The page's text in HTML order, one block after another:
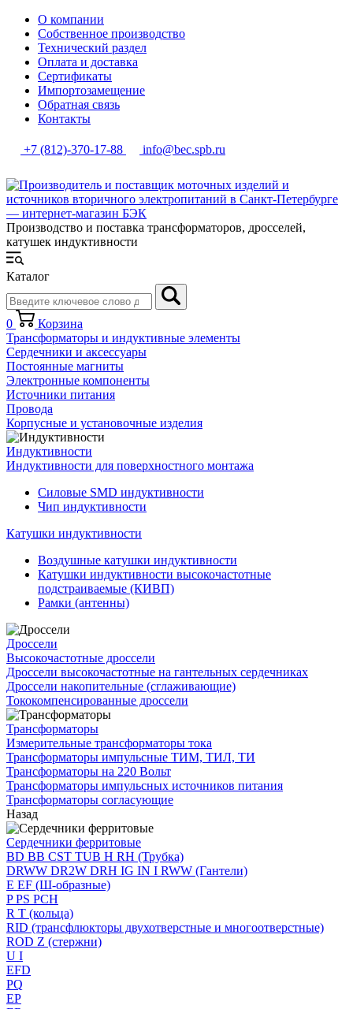
О компании
Собственное производство
Технический раздел
Оплата и доставка
Сертификаты
Импортозамещение
Обратная связь
Контакты
+7 (812)-370-17-88 info@bec.spb.ru
Производство и поставка трансформаторов, дросселей,
катушек индуктивности
Каталог
0
Корзина
Трансформаторы и индуктивные элементы
Сердечники и аксессуары
Постоянные магниты
Электронные компоненты
Источники питания
Провода
Корпусные и установочные изделия
Индуктивности
Индуктивности для поверхностного монтажа
Силовые SMD индуктивности
Чип индуктивности
Катушки индуктивности
Воздушные катушки индуктивности
Катушки индуктивности высокочастотные
подстраиваемые (КИВП)
Рамки (антенны)
Дроссели
Высокочастотные дроссели
Дроссели высокочастотные на гантельных сердечниках
Дроссели накопительные (сглаживающие)
Тококомпенсированные дроссели
Трансформаторы
Измерительные трансформаторы тока
Трансформаторы импульсные ТИМ, ТИЛ, ТИ
Трансформаторы на 220 Вольт
Трансформаторы импульсных источников питания
Трансформаторы согласующие
Назад
Сердечники ферритовые
BD BB CST TUB H RH (Трубка)
DRWW DR2W DRH IG IN I RWW (Гантели)
E EF (Ш-образные)
P PS PCH
R T (кольца)
RID (трансфлюкторы двухотверстные и многоотверстные)
ROD Z (стержни)
U I
EFD
PQ
EP